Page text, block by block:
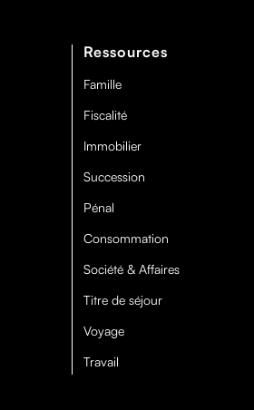
Ressources
Famille
Fiscalité
Immobilier
Succession
Pénal
Consommation
Société & Affaires
Titre de séjour
Voyage
Travail